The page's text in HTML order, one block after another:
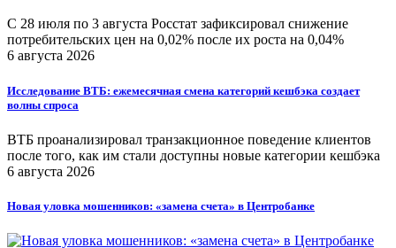
С 28 июля по 3 августа Росстат зафиксировал снижение
потребительских цен на 0,02% после их роста на 0,04%
6 августа 2026
Исследование ВТБ: ежемесячная смена категорий кешбэка создает
волны спроса
ВТБ проанализировал транзакционное поведение клиентов
после того, как им стали доступны новые категории кешбэка
6 августа 2026
Новая уловка мошенников: «замена счета» в Центробанке